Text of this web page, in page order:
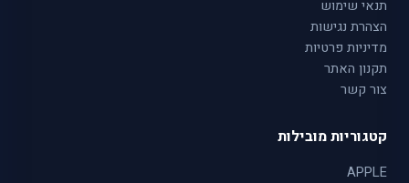
תנאי שימוש
הצהרת נגישות
מדיניות פרטיות
תקנון האתר
צור קשר
קטגוריות מובילות
APPLE